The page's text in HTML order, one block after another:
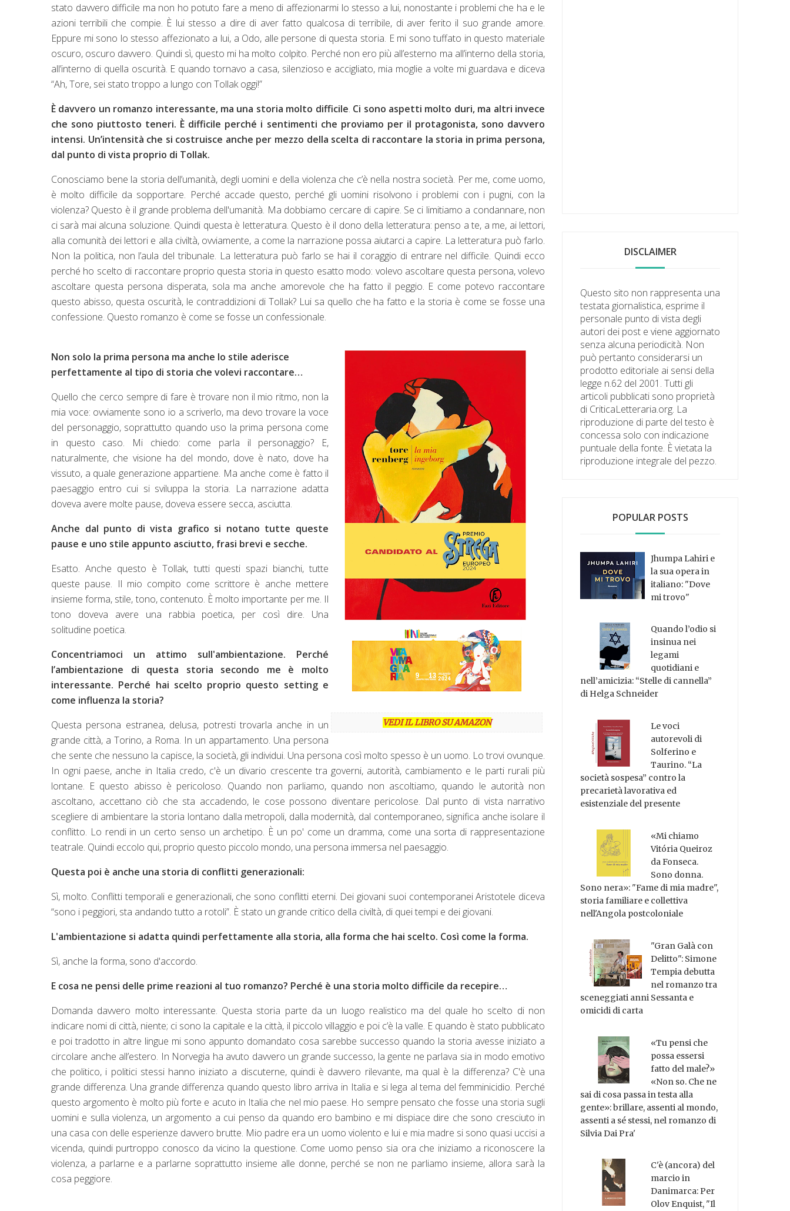
stato davvero difficile ma non ho potuto fare a meno di affezionarmi lo stesso a lui, nonostante i problemi che ha e le
azioni terribili che compie. È lui stesso a dire di aver fatto qualcosa di terribile, di aver ferito il suo grande amore.
Eppure mi sono lo stesso affezionato a lui, a Odo, alle persone di questa storia. E mi sono tuffato in questo materiale
oscuro, oscuro davvero. Quindi sì, questo mi ha molto colpito. Perché non ero più all’esterno ma all’interno della storia,
all’interno di quella oscurità. E quando tornavo a casa, silenzioso e accigliato, mia moglie a volte mi guardava e diceva
“Ah, Tore, sei stato troppo a lungo con Tollak oggi!”
È davvero un romanzo interessante, ma una storia molto difficile. Ci sono aspetti molto duri, ma altri invece
che sono piuttosto teneri. È difficile perché i sentimenti che proviamo per il protagonista, sono davvero
intensi. Un’intensità che si costruisce anche per mezzo della scelta di raccontare la storia in prima persona,
dal punto di vista proprio di Tollak.
Conosciamo bene la storia dell’umanità, degli uomini e della violenza che c’è nella nostra società. Per me, come uomo,
è molto difficile da sopportare. Perché accade questo, perché gli uomini risolvono i problemi con i pugni, con la
violenza? Questo è il grande problema dell'umanità. Ma dobbiamo cercare di capire. Se ci limitiamo a condannare, non
ci sarà mai alcuna soluzione. Quindi questa è letteratura. Questo è il dono della letteratura: penso a te, a me, ai lettori,
alla comunità dei lettori e alla civiltà, ovviamente, a come la narrazione possa aiutarci a capire. La letteratura può farlo.
Non la politica, non l’aula del tribunale. La letteratura può farlo se hai il coraggio di entrare nel difficile. Quindi ecco
perché ho scelto di raccontare proprio questa storia in questo esatto modo: volevo ascoltare questa persona, volevo
ascoltare questa persona disperata, sola ma anche amorevole che ha fatto il peggio. E come potevo raccontare
questo abisso, questa oscurità, le contraddizioni di Tollak? Lui sa quello che ha fatto e la storia è come se fosse una
confessione. Questo romanzo è come se fosse un confessionale.
VEDI IL LIBRO SU AMAZON
Non solo la prima persona ma anche lo stile aderisce
perfettamente al tipo di storia che volevi raccontare…
Quello che cerco sempre di fare è trovare non il mio ritmo, non la
mia voce: ovviamente sono io a scriverlo, ma devo trovare la voce
del personaggio, soprattutto quando uso la prima persona come
in questo caso. Mi chiedo: come parla il personaggio? E,
naturalmente, che visione ha del mondo, dove è nato, dove ha
vissuto, a quale generazione appartiene. Ma anche come è fatto il
paesaggio entro cui si sviluppa la storia. La narrazione adatta
doveva avere molte pause, doveva essere secca, asciutta.
Anche dal punto di vista grafico si notano tutte queste
pause e uno stile appunto asciutto, frasi brevi e secche.
Esatto. Anche questo è Tollak, tutti questi spazi bianchi, tutte
queste pause. Il mio compito come scrittore è anche mettere
insieme forma, stile, tono, contenuto. È molto importante per me. Il
tono doveva avere una rabbia poetica, per così dire. Una
solitudine poetica.
Concentriamoci un attimo sull'ambientazione. Perché
l’ambientazione di questa storia secondo me è molto
interessante. Perché hai scelto proprio questo setting e
come influenza la storia?
Questa persona estranea, delusa, potresti trovarla anche in un
grande città, a Torino, a Roma. In un appartamento. Una persona
che sente che nessuno la capisce, la società, gli individui. Una persona così molto spesso è un uomo. Lo trovi ovunque.
In ogni paese, anche in Italia credo, c'è un divario crescente tra governi, autorità, cambiamento e le parti rurali più
lontane. E questo abisso è pericoloso. Quando non parliamo, quando non ascoltiamo, quando le autorità non
ascoltano, accettano ciò che sta accadendo, le cose possono diventare pericolose. Dal punto di vista narrativo
scegliere di ambientare la storia lontano dalla metropoli, dalla modernità, dal contemporaneo, significa anche isolare il
conflitto. Lo rendi in un certo senso un archetipo. È un po' come un dramma, come una sorta di rappresentazione
teatrale. Quindi eccolo qui, proprio questo piccolo mondo, una persona immersa nel paesaggio.
Questa poi è anche una storia di conflitti generazionali:
Sì, molto. Conflitti temporali e generazionali, che sono conflitti eterni. Dei giovani suoi contemporanei Aristotele diceva
“sono i peggiori, sta andando tutto a rotoli”. È stato un grande critico della civiltà, di quei tempi e dei giovani.
L'ambientazione si adatta quindi perfettamente alla storia, alla forma che hai scelto. Così come la forma.
Sì, anche la forma, sono d'accordo.
E cosa ne pensi delle prime reazioni al tuo romanzo? Perché è una storia molto difficile da recepire…
Domanda davvero molto interessante. Questa storia parte da un luogo realistico ma del quale ho scelto di non
indicare nomi di città, niente; ci sono la capitale e la città, il piccolo villaggio e poi c’è la valle. E quando è stato pubblicato
e poi tradotto in altre lingue mi sono appunto domandato cosa sarebbe successo quando la storia avesse iniziato a
circolare anche all’estero. In Norvegia ha avuto davvero un grande successo, la gente ne parlava sia in modo emotivo
che politico, i politici stessi hanno iniziato a discuterne, quindi è davvero rilevante, ma qual è la differenza? C'è una
grande differenza. Una grande differenza quando questo libro arriva in Italia e si lega al tema del femminicidio. Perché
questo argomento è molto più forte e acuto in Italia che nel mio paese. Ho sempre pensato che fosse una storia sugli
uomini e sulla violenza, un argomento a cui penso da quando ero bambino e mi dispiace dire che sono cresciuto in
una casa con delle esperienze davvero brutte. Mio padre era un uomo violento e lui e mia madre si sono quasi uccisi a
vicenda, quindi purtroppo conosco da vicino la questione. Come uomo penso sia ora che iniziamo a riconoscere la
violenza, a parlarne e a parlarne soprattutto insieme alle donne, perché se non ne parliamo insieme, allora sarà la
cosa peggiore.
DISCLAIMER
Questo sito non rappresenta una
testata giornalistica, esprime il
personale punto di vista degli
autori dei post e viene aggiornato
senza alcuna periodicità. Non
può pertanto considerarsi un
prodotto editoriale ai sensi della
legge n.62 del 2001. Tutti gli
articoli pubblicati sono proprietà
di CriticaLetteraria.org. La
riproduzione di parte del testo è
concessa solo con indicazione
puntuale della fonte. È vietata la
riproduzione integrale del pezzo.
POPULAR POSTS
Jhumpa Lahiri e
la sua opera in
italiano: "Dove
mi trovo"
Quando l’odio si
insinua nei
legami
quotidiani e
nell’amicizia: “Stelle di cannella”
di Helga Schneider
Le voci
autorevoli di
Solferino e
Taurino. “La
società sospesa” contro la
precarietà lavorativa ed
esistenziale del presente
«Mi chiamo
Vitória Queiroz
da Fonseca.
Sono donna.
Sono nera»: "Fame di mia madre",
storia familiare e collettiva
nell'Angola postcoloniale
"Gran Galà con
Delitto": Simone
Tempia debutta
nel romanzo tra
sceneggiati anni Sessanta e
omicidi di carta
«Tu pensi che
possa essersi
fatto del male?»
«Non so. Che ne
sai di cosa passa in testa alla
gente»: brillare, assenti al mondo,
assenti a sé stessi, nel romanzo di
Silvia Dai Pra'
C'è (ancora) del
marcio in
Danimarca: Per
Olov Enquist, "Il